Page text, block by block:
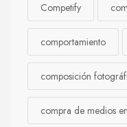
Competify
comportamiento
composición
compra de medios